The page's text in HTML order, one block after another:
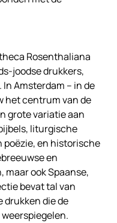
Rosenthaliana
joodse drukkers,
Amsterdam – in de
het centrum van de
grote variatie aan
liturgische
poëzie, en historische
en
maar ook Spaanse,
bevat tal van
drukken die de